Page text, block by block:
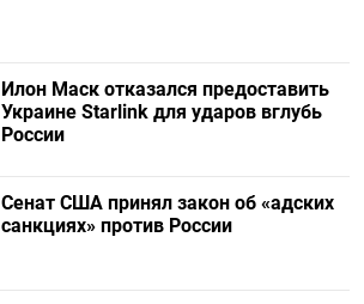
Илон Маск отказался предоставить
Украине Starlink для ударов вглубь
России
Сенат США принял закон об «адских
санкциях» против России